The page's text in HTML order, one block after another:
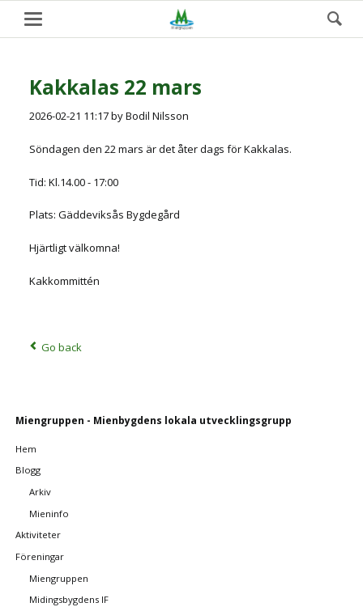
Kakkalas 22 mars
2026-02-21 11:17by Bodil Nilsson
Söndagen den 22 mars är det åter dags för Kakkalas.
Tid: Kl.14.00 - 17:00
Plats: Gäddeviksås Bygdegård
Hjärtligt välkomna!
Kakkommittén
Go back
Skip
Miengruppen - Mienbygdens lokala utvecklingsgrupp
Hem
Blogg
Arkiv
Mieninfo
Aktiviteter
Föreningar
Miengruppen
Midingsbygdens IF